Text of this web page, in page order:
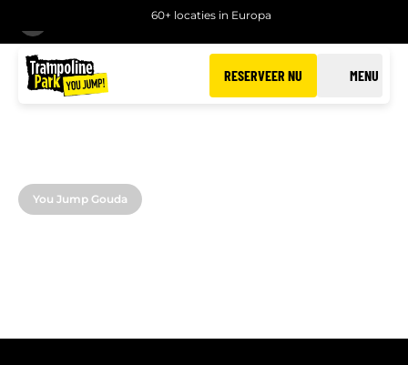
60+ locaties in Europa
RESERVEER NU MENU
You Jump Gouda